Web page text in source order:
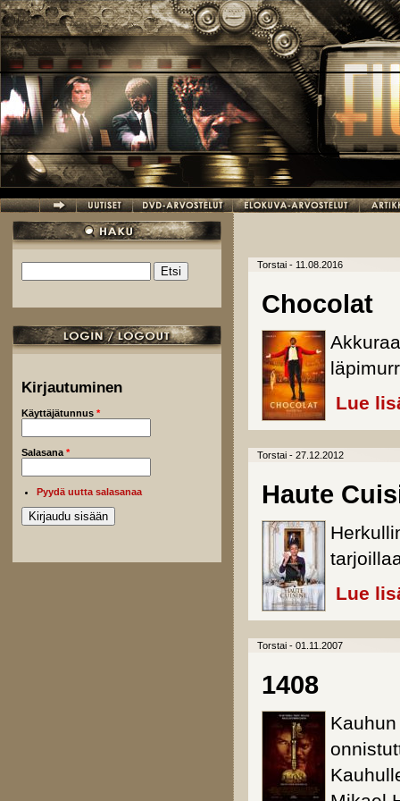
Hyppää pääsisältöön
Hakulomake
Kirjautuminen
Käyttäjätunnus *
Salasana *
Pyydä uutta salasanaa
Torstai - 11.08.2016
Chocolat
Lue
Torstai - 27.12.2012
Haute
Lue
Torstai - 01.11.2007
1408